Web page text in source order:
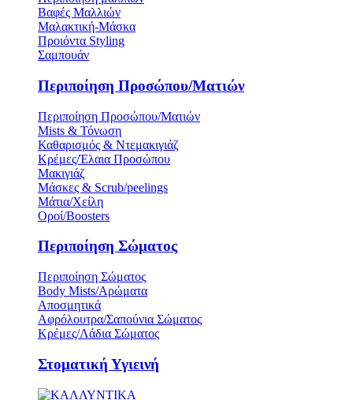
Βαφές Μαλλιών
Μαλακτική-Μάσκα
Προιόντα Styling
Σαμπουάν
Περιποίηση Προσώπου/Ματιών
Περιποίηση Προσώπου/Ματιών
Mists & Τόνωση
Καθαρισμός & Ντεμακιγιάζ
Κρέμες/Έλαια Προσώπου
Μακιγιάζ
Μάσκες & Scrub/peelings
Μάτια/Χείλη
Οροί/Boosters
Περιποίηση Σώματος
Περιποίηση Σώματος
Body Mists/Αρώματα
Αποσμητικά
Αφρόλουτρα/Σαπούνια Σώματος
Κρέμες/Λάδια Σώματος
Στοματική Υγιεινή